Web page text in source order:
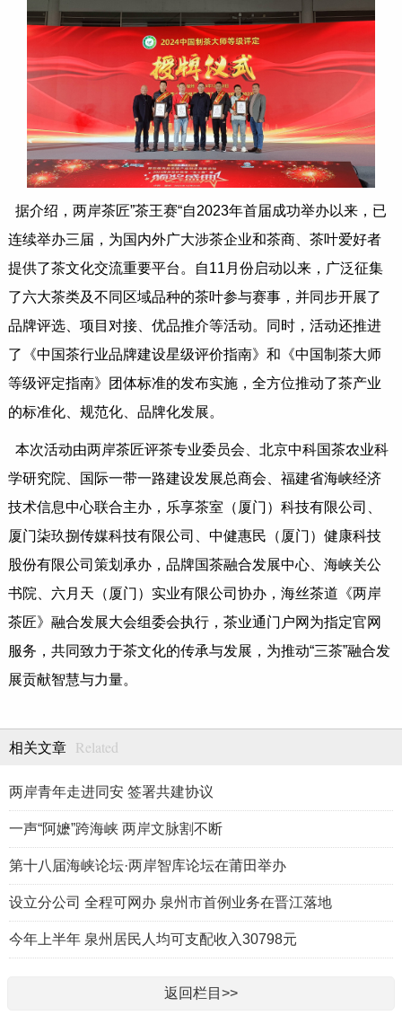
据介绍，两岸茶匠”茶王赛“自2023年首届成功举办以来，已
连续举办三届，为国内外广大涉茶企业和茶商、茶叶爱好者
提供了茶文化交流重要平台。自11月份启动以来，广泛征集
了六大茶类及不同区域品种的茶叶参与赛事，并同步开展了
品牌评选、项目对接、优品推介等活动。同时，活动还推进
了《中国茶行业品牌建设星级评价指南》和《中国制茶大师
等级评定指南》团体标准的发布实施，全方位推动了茶产业
的标准化、规范化、品牌化发展。
本次活动由两岸茶匠评茶专业委员会、北京中科国茶农业科
学研究院、国际一带一路建设发展总商会、福建省海峡经济
技术信息中心联合主办，乐享茶室（厦门）科技有限公司、
厦门柒玖捌传媒科技有限公司、中健惠民（厦门）健康科技
股份有限公司策划承办，品牌国茶融合发展中心、海峡关公
书院、六月天（厦门）实业有限公司协办，海丝茶道《两岸
茶匠》融合发展大会组委会执行，茶业通门户网为指定官网
服务，共同致力于茶文化的传承与发展，为推动“三茶”融合发
展贡献智慧与力量。
相关文章 Related
两岸青年走进同安 签署共建协议
一声“阿嬷”跨海峡 两岸文脉割不断
第十八届海峡论坛·两岸智库论坛在莆田举办
设立分公司 全程可网办 泉州市首例业务在晋江落地
今年上半年 泉州居民人均可支配收入30798元
返回栏目>>